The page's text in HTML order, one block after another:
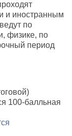
и иностранным
по
физике, по
период
100-балльная